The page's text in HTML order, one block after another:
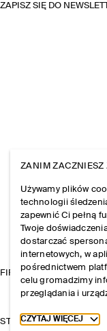
ZAPISZ SIĘ DO
FIRMA
STREFA KLIENTA
ZANIM ZACZNIESZ
Używamy plików
technologii
zapewnić Ci pełną
Twoje
dostarczać
internetowych, w
pośrednictwem
celu gromadzimy
przeglądania i
Toggle more
CZYTAJ WIĘCEJ